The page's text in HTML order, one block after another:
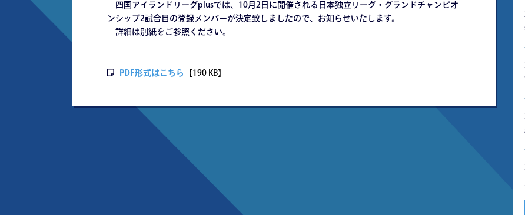
四国アイランドリーグplusでは、10月2日に開催される日本独立リーグ・グランドチャンピオ
ンシップ2試合目の登録メンバーが決定致しましたので、お知らせいたします。
詳細は別紙をご参照ください。
PDF形式はこちら 【190 KB】